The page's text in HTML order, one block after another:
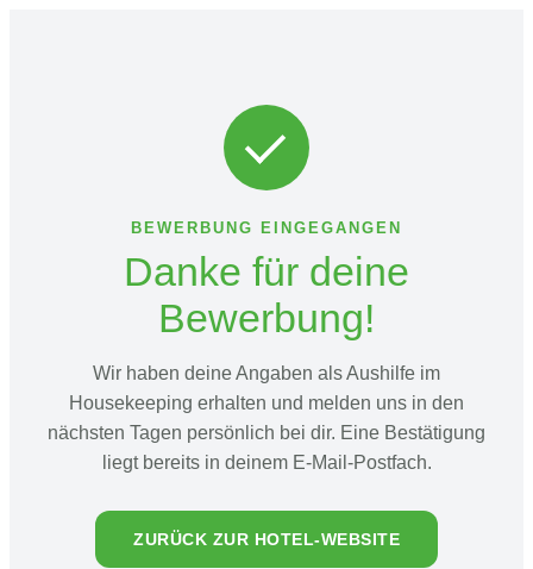
BEWERBUNG EINGEGANGEN
Danke für deine
Bewerbung!
Wir haben deine Angaben als Aushilfe im
Housekeeping erhalten und melden uns in den
nächsten Tagen persönlich bei dir. Eine Bestätigung
liegt bereits in deinem E-Mail-Postfach.
ZURÜCK ZUR HOTEL-WEBSITE